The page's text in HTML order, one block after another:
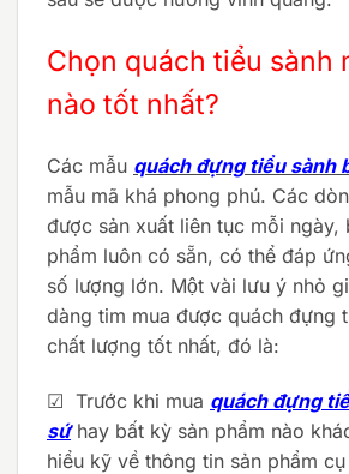
Chọn quách tiểu sành
nào tốt nhất?
Các mẫu quách đựng tiểu sành
mẫu mã khá phong phú. Các
được sản xuất liên tục mỗi ngày,
phẩm luôn có sẵn, có thể đáp
số lượng lớn. Một vài lưu ý nhỏ
dàng tim mua được quách đựng
chất lượng tốt nhất, đó là:
☑ Trước khi mua quách đựng
sứhay bất kỳ sản phẩm nào
hiểu kỹ về thông tin sản phẩm